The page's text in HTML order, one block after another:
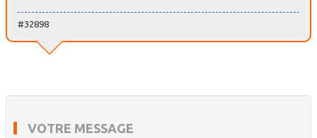
#32898
VOTRE MESSAGE